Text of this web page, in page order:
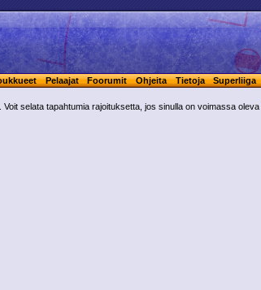
Pelaajat Foorumit Ohjeita Tietoja Superliiga
selata tapahtumia rajoituksetta, jos sinulla on voimassa oleva